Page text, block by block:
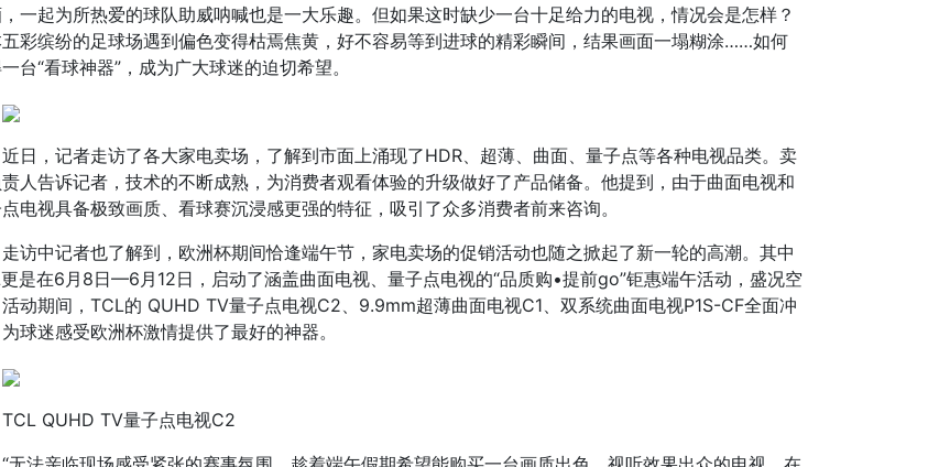
一起为所热爱的球队助威呐喊也是一大乐趣。但如果这时缺少一台十足给力的电视，情况会是怎样？
彩缤纷的足球场遇到偏色变得枯焉焦黄，好不容易等到进球的精彩瞬间，结果画面一塌糊涂……如何
台“看球神器”，成为广大球迷的迫切希望。
近日，记者走访了各大家电卖场，了解到市面上涌现了HDR、超薄、曲面、量子点等各种电视品类。卖
人告诉记者，技术的不断成熟，为消费者观看体验的升级做好了产品储备。他提到，由于曲面电视和
电视具备极致画质、看球赛沉浸感更强的特征，吸引了众多消费者前来咨询。
走访中记者也了解到，欧洲杯期间恰逢端午节，家电卖场的促销活动也随之掀起了新一轮的高潮。其中
是在6月8日—6月12日，启动了涵盖曲面电视、量子点电视的“品质购•提前go”钜惠端午活动，盛况空
动期间，TCL的 QUHD TV量子点电视C2、9.9mm超薄曲面电视C1、双系统曲面电视P1S-CF全面冲
球迷感受欧洲杯激情提供了最好的神器。
TCL QUHD TV量子点电视C2